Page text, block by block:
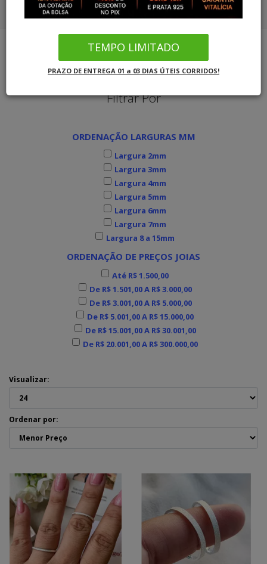
CORDÕES OURO 18KCOMBO ALIANÇAS OURO SOLITÁRIO
COMBO ALIANÇAS PRATA SOLITÁRIO
Filtrar Por
ORDENAÇÃO LARGURAS MM
Largura 2mm
Largura 3mm
Largura 4mm
Largura 5mm
Largura 6mm
Largura 7mm
Largura 8 a 15mm
ORDENAÇÃO DE PREÇOS JOIAS
Até R$ 1.500,00
De R$ 1.501,00 A R$ 3.000,00
De R$ 3.001,00 A R$ 5.000,00
De R$ 5.001,00 A R$ 15.000,00
De R$ 15.001,00 A R$ 30.001,00
De R$ 20.001,00 A R$ 300.000,00
Visualizar:
Ordenar por:
TEMPO LIMITADO
PRAZO DE ENTREGA 01 a 03 DIAS ÚTEIS CORRIDOS!